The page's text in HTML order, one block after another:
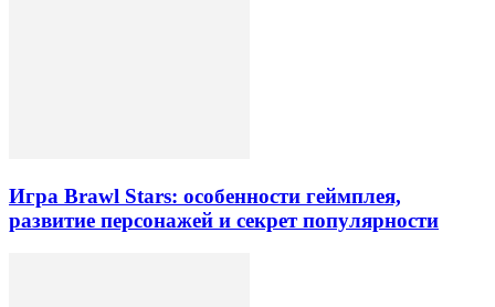
Игра Brawl Stars: особенности геймплея,
развитие персонажей и секрет популярности